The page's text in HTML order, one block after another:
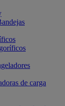
de carga